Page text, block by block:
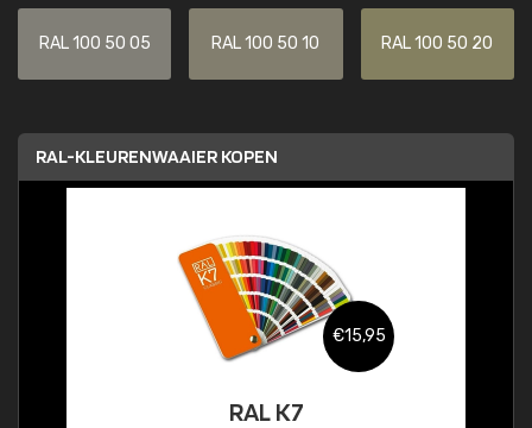
RAL 100 50 05 RAL 100 50 10 RAL 100 50 20
RAL-KLEURENWAAIER KOPEN
€15,95
RAL K7